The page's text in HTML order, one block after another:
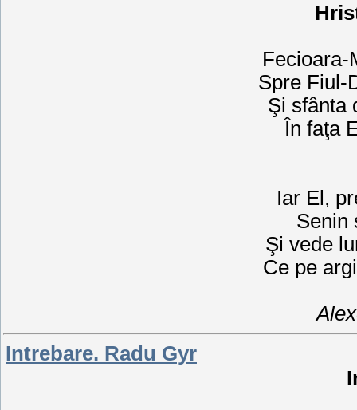
Fecioara-
Spre Fiul-
Şi sfânta
În faţa
Iar El,
Senin
Şi vede
Ce pe
Intrebare. Radu Gyr